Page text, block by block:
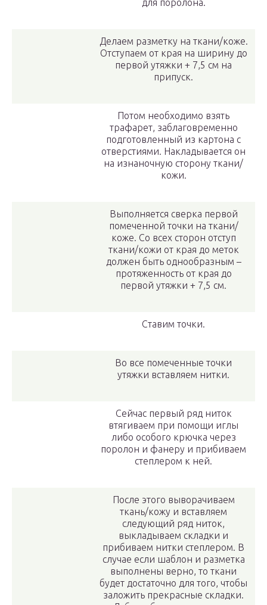
для поролона.
Делаем разметку на ткани/коже.
Отступаем от края на ширину до
первой утяжки + 7,5 см на
припуск.
Потом необходимо взять
трафарет, заблаговременно
подготовленный из картона с
отверстиями. Накладывается он
на изнаночную сторону ткани/
кожи.
Выполняется сверка первой
помеченной точки на ткани/
коже. Со всех сторон отступ
ткани/кожи от края до меток
должен быть однообразным –
протяженность от края до
первой утяжки + 7,5 см.
Ставим точки.
Во все помеченные точки
утяжки вставляем нитки.
Сейчас первый ряд ниток
втягиваем при помощи иглы
либо особого крючка через
поролон и фанеру и прибиваем
степлером к ней.
После этого выворачиваем
ткань/кожу и вставляем
следующий ряд ниток,
выкладываем складки и
прибиваем нитки степлером. В
случае если шаблон и разметка
выполнены верно, то ткани
будет достаточно для того, чтобы
заложить прекрасные складки.